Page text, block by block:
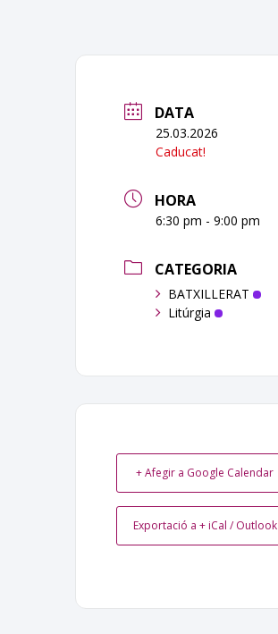
DATA
25.03.2026
Caducat!
HORA
6:30 pm - 9:00 pm
CATEGORIA
BATXILLERAT
Litúrgia
+ Afegir a Google Calendar
Exportació a + iCal / Outlook